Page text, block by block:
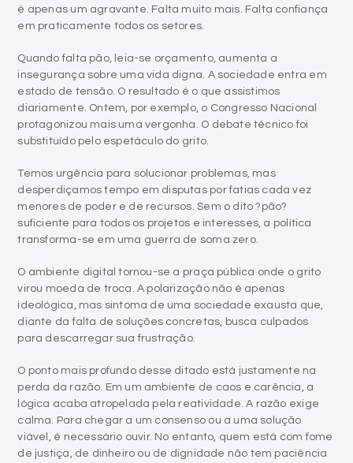
é apenas um agravante. Falta muito mais. Falta confiança
em praticamente todos os setores.
Quando falta pão, leia-se orçamento, aumenta a
insegurança sobre uma vida digna. A sociedade entra em
estado de tensão. O resultado é o que assistimos
diariamente. Ontem, por exemplo, o Congresso Nacional
protagonizou mais uma vergonha. O debate técnico foi
substituído pelo espetáculo do grito.
Temos urgência para solucionar problemas, mas
desperdiçamos tempo em disputas por fatias cada vez
menores de poder e de recursos. Sem o dito ?pão?
suficiente para todos os projetos e interesses, a política
transforma-se em uma guerra de soma zero.
O ambiente digital tornou-se a praça pública onde o grito
virou moeda de troca. A polarização não é apenas
ideológica, mas sintoma de uma sociedade exausta que,
diante da falta de soluções concretas, busca culpados
para descarregar sua frustração.
O ponto mais profundo desse ditado está justamente na
perda da razão. Em um ambiente de caos e carência, a
lógica acaba atropelada pela reatividade. A razão exige
calma. Para chegar a um consenso ou a uma solução
viável, é necessário ouvir. No entanto, quem está com fome
de justiça, de dinheiro ou de dignidade não tem paciência